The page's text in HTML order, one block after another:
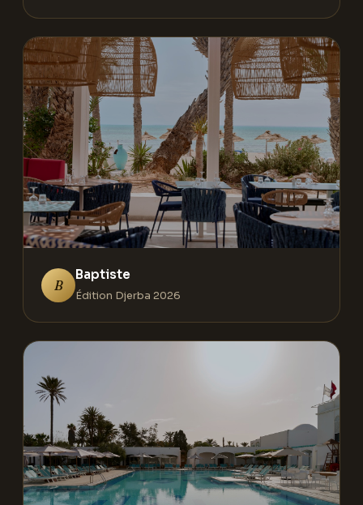
B
Baptiste
Édition Djerba 2026